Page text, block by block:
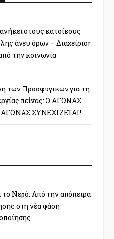
στους κατοίκους
άνευ όρων – Διαχείριση
την κοινωνία
των Προσφυγικών για τη
πείνας: Ο ΑΓΩΝΑΣ
ΣΥΝΕΧΙΖΕΤΑΙ!
το Νερό: Από την απόπειρα
στη νέα φάση